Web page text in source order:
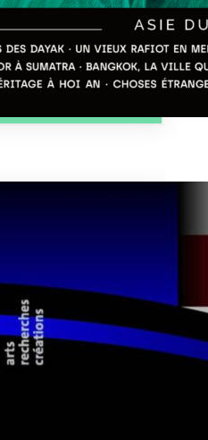
de Saint-
de Saint-Nazaire,
maritime, sont à
qui explore
l’âge d’or
riche…